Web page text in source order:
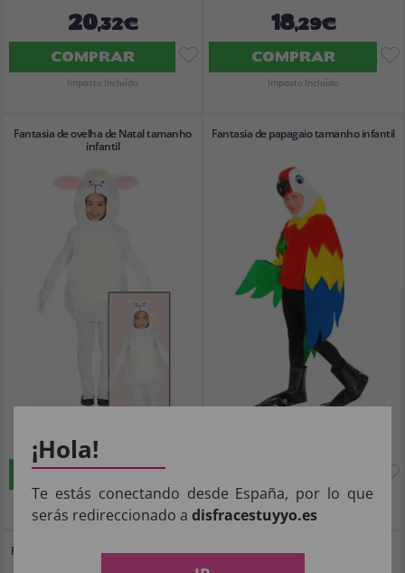
20,32€
COMPRAR
Imposto Incluído
18,29€
COMPRAR
Imposto Incluído
Fantasia de ovelha de Natal tamanho
infantil
15 ,24€
COMPRAR
Imposto Incluído
Fantasia de papagaio tamanho infantil
Imposto Incluído
Fantasia de peixe Dory para meninos e
Fantasia de pijama de vaca tamanho
¡Hola!
Te estás conectando desde España, por lo que
serás redireccionado a disfracestuyyo.es